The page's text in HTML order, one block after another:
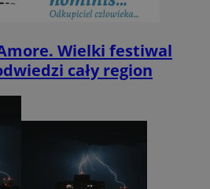
Wielki festiwal
cały region